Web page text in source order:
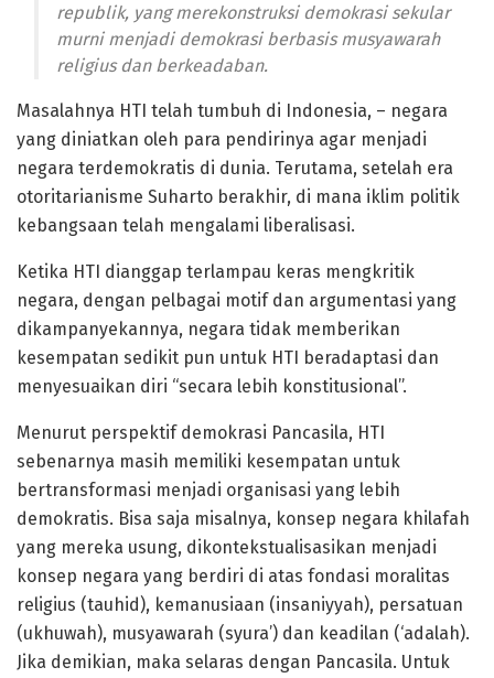
republik, yang merekonstruksi demokrasi sekular
murni menjadi demokrasi berbasis musyawarah
religius dan berkeadaban.
Masalahnya HTI telah tumbuh di Indonesia, – negara
yang diniatkan oleh para pendirinya agar menjadi
negara terdemokratis di dunia. Terutama, setelah era
otoritarianisme Suharto berakhir, di mana iklim politik
kebangsaan telah mengalami liberalisasi.
Ketika HTI dianggap terlampau keras mengkritik
negara, dengan pelbagai motif dan argumentasi yang
dikampanyekannya, negara tidak memberikan
kesempatan sedikit pun untuk HTI beradaptasi dan
menyesuaikan diri “secara lebih konstitusional”.
Menurut perspektif demokrasi Pancasila, HTI
sebenarnya masih memiliki kesempatan untuk
bertransformasi menjadi organisasi yang lebih
demokratis. Bisa saja misalnya, konsep negara khilafah
yang mereka usung, dikontekstualisasikan menjadi
konsep negara yang berdiri di atas fondasi moralitas
religius (tauhid), kemanusiaan (insaniyyah), persatuan
(ukhuwah), musyawarah (syura’) dan keadilan (‘adalah).
Jika demikian, maka selaras dengan Pancasila. Untuk